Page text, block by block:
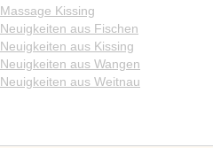
Massage Kissing
Neuigkeiten aus Fischen
Neuigkeiten aus Kissing
Neuigkeiten aus Wangen
Neuigkeiten aus Weitnau